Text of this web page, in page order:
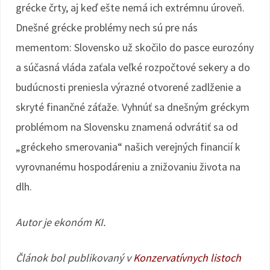
grécke črty, aj keď ešte nemá ich extrémnu úroveň.
Dnešné grécke problémy nech sú pre nás
mementom: Slovensko už skočilo do pasce eurozóny
a súčasná vláda zaťala veľké rozpočtové sekery a do
budúcnosti preniesla výrazné otvorené zadlženie a
skryté finančné záťaže. Vyhnúť sa dnešným gréckym
problémom na Slovensku znamená odvrátiť sa od
„gréckeho smerovania“ našich verejných financií k
vyrovnanému hospodáreniu a znižovaniu života na
dlh.
Autor je ekonóm KI.
Článok bol publikovaný vKonzervatívnych listoch